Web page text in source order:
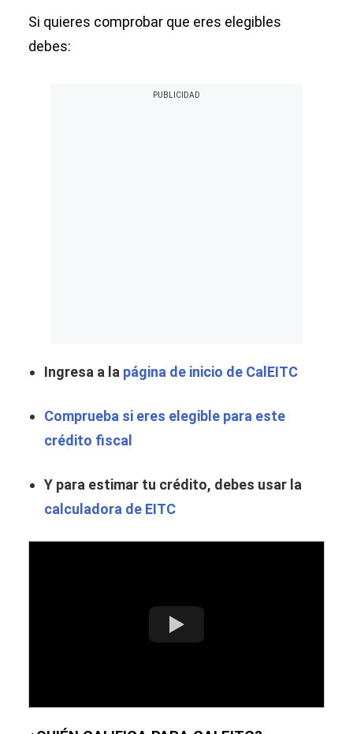
Si quieres comprobar que eres elegibles
debes:
Ingresa a la página de inicio de CalEITC
Comprueba si eres elegible para este
crédito fiscal
Y para estimar tu crédito, debes usar la
calculadora de EITC